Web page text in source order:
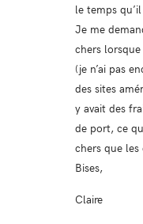
le temps
Je me
chers
(je n’ai pas
des sites
y avait des
de port, ce
chers que
Bises,
Claire